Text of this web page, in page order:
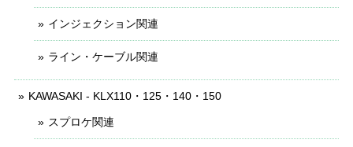
インジェクション関連
ライン・ケーブル関連
KAWASAKI - KLX110・125・140・150
スプロケ関連